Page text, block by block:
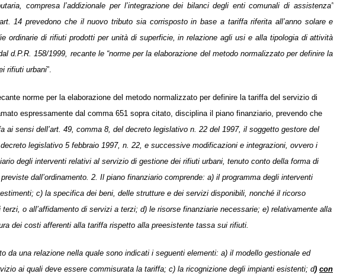
compresa l’addizionale per l’integrazione dei bilanci degli enti comunali di assistenza”
14 prevedono che il nuovo tributo sia corrisposto in base a tariffa riferita all’anno solare e
ordinarie di rifiuti prodotti per unità di superficie, in relazione agli usi e alla tipologia di attività
d.P.R. 158/1999, recante le “norme per la elaborazione del metodo normalizzato per definire la
rifiuti urbani”.
norme per la elaborazione del metodo normalizzato per definire la tariffa del servizio di
espressamente dal comma 651 sopra citato, disciplina il piano finanziario, prevendo che
ai sensi dell’art. 49, comma 8, del decreto legislativo n. 22 del 1997, il soggetto gestore del
legislativo 5 febbraio 1997, n. 22, e successive modificazioni e integrazioni, ovvero i
degli interventi relativi al servizio di gestione dei rifiuti urbani, tenuto conto della forma di
dall’ordinamento. 2. Il piano finanziario comprende: a) il programma degli interventi
c) la specifica dei beni, delle strutture e dei servizi disponibili, nonché il ricorso
o all’affidamento di servizi a terzi; d) le risorse finanziarie necessarie; e) relativamente alla
dei costi afferenti alla tariffa rispetto alla preesistente tassa sui rifiuti.
da una relazione nella quale sono indicati i seguenti elementi: a) il modello gestionale ed
ai quali deve essere commisurata la tariffa; c) la ricognizione degli impianti esistenti; d) con